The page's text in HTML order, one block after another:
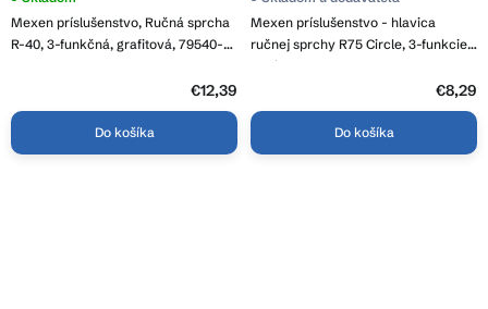
Mexen príslušenstvo, Ručná sprcha
R-40, 3-funkčná, grafitová, 79540-
€12,39
Do košíka
Mexen príslušenstvo - hlavica
ručnej sprchy R75 Circle, 3-funkcie,
chróm, 79575-00
€8,29
Do košíka